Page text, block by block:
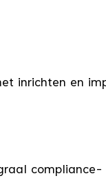
inrichten en